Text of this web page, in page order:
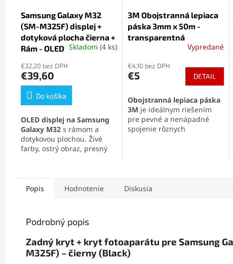
Samsung Galaxy M32
(SM-M325F) displej +
dotyková plocha čierna +
Rám - OLED Skladom (4 ks)
€32,20 bez DPH
€39,60
Do košíka
OLED displej na Samsung
Galaxy M32 s rámom a
dotykovou plochou. Živé
farby, ostrý obraz, presný
3M Obojstranná lepiaca
páska 3mm x 50m -
transparentná
produktu
je
z
5
hviezdičiek.
Vypredané
€4,10 bez DPH
€5 DETAIL
Obojstranná lepiaca páska
3M je ideálnym riešením
pre pevné a nenápadné
spojenie rôznych
Umožňuje rýchle, estetické
Popis Hodnotenie Diskusia
Podrobný popis
Zadný kryt + kryt fotoaparátu pre Samsung
M325F) – čierny (Black)